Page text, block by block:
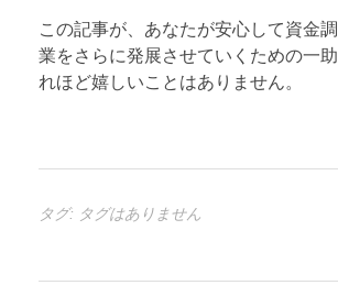
この記事が、あなたが安心して資金
業をさらに発展させていくための一
れほど嬉しいことはありません。
タグ: タグはありません